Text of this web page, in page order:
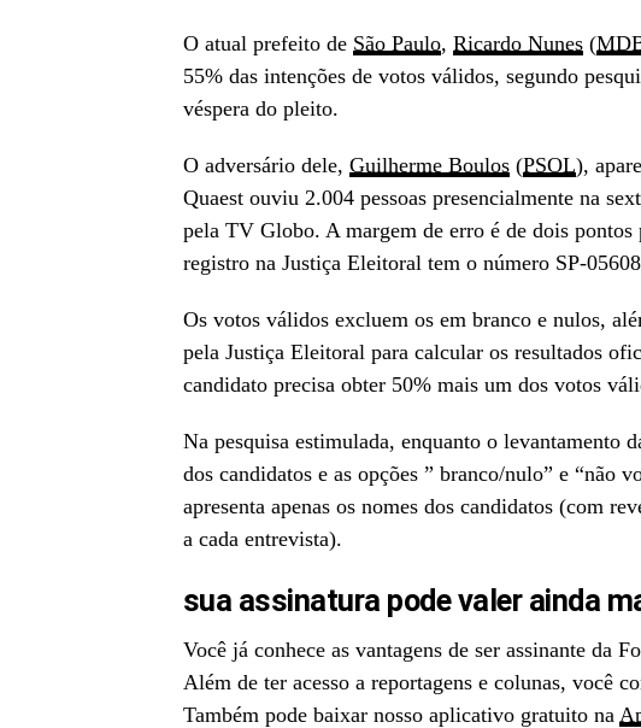
O atual prefeito de São Paulo, Ricardo Nunes (
55% das intenções de votos válidos, segundo
véspera do pleito.
O adversário dele, Guilherme Boulos (PSOL),
Quaest ouviu 2.004 pessoas presencialmente na
pela TV Globo. A margem de erro é de dois
registro na Justiça Eleitoral tem o número SP-
Os votos válidos excluem os em branco e nulos,
pela Justiça Eleitoral para calcular os resultados
candidato precisa obter 50% mais um dos votos
Na pesquisa estimulada, enquanto o levantamento
dos candidatos e as opções ” branco/nulo” e “não
apresenta apenas os nomes dos candidatos (com
a cada entrevista).
sua assinatura pode valer ainda
Você já conhece as vantagens de ser assinante da
Além de ter acesso a reportagens e colunas, você
Também pode baixar nosso aplicativo gratuito na